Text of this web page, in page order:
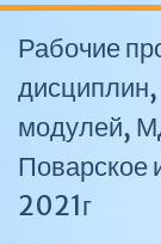
Рабочие
модулей,
Поварское
2021г